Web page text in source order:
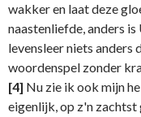
wakker en laat deze
naastenliefde, anders
levensleer niets anders
woordenspel zonder
[4] Nu zie ik ook mijn
eigenlijk, op z'n